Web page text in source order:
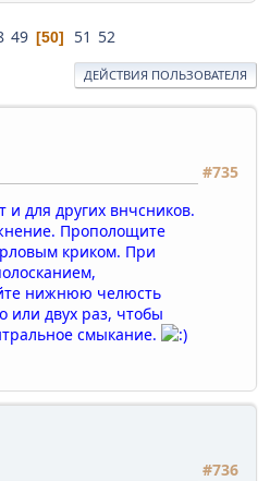
49 50 51 52
ДЕЙСТВИЯ ПОЛЬЗОВАТЕЛЯ
#735
для других внчсников.
Прополощите
криком. При
нижнюю челюсть
или двух раз, чтобы
смыкание.
#736